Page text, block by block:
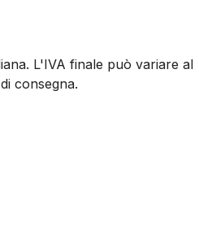
L'IVA finale può variare al
consegna.